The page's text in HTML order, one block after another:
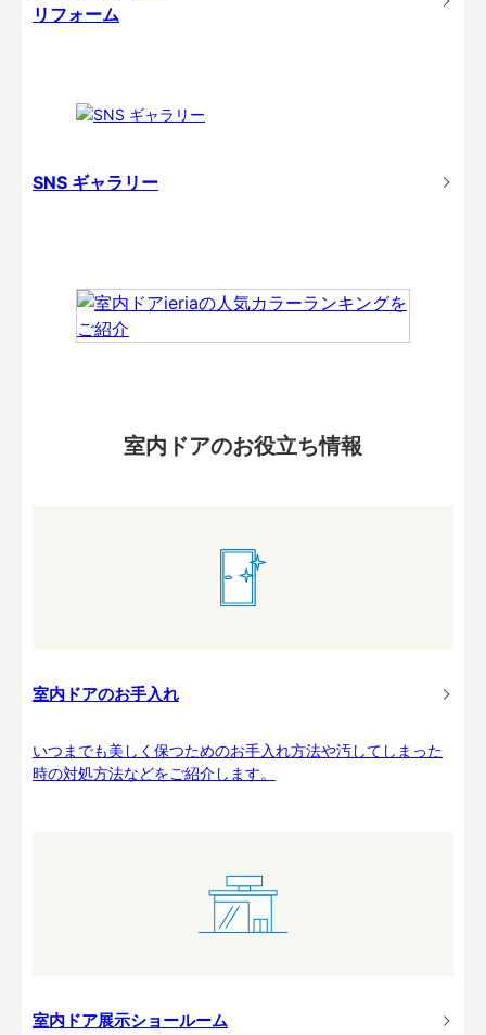
リフォーム
SNS ギャラリー
室内ドアのお役立ち情報
室内ドアのお手入れ
いつまでも美しく保つためのお手入れ方法や汚してしまった
時の対処方法などをご紹介します。
室内ドア展示ショールーム